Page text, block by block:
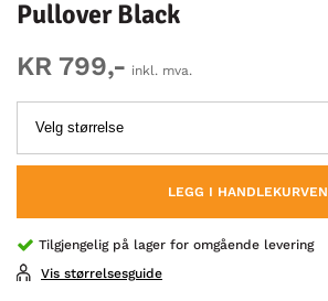
Pullover Black
KR 799,- inkl. mva.
LEGG I HANDLEKURVEN
Tilgjengelig på lager for omgående levering
Vis størrelsesguide